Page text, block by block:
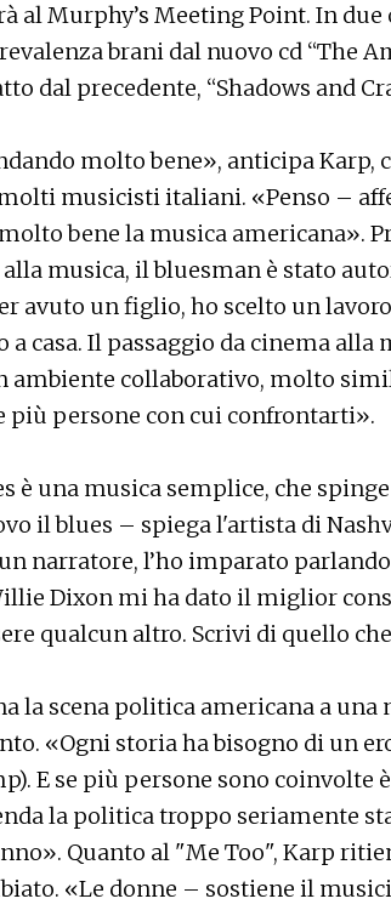
al Murphy’s Meeting Point. In due
brani dal nuovo cd “The
dal precedente, “Shadows and
molto bene», anticipa Karp,
musicisti italiani. «Penso –
bene la musica americana».
musica, il bluesman è stato
avuto un figlio, ho scelto un
a casa. Il passaggio da cinema alla
ambiente collaborativo, molto
più persone con cui confrontarti».
è una musica semplice, che
il blues – spiega l'artista di
narratore, l’ho imparato
Dixon mi ha dato il miglior
qualcun altro. Scrivi di quello
la scena politica americana a una
«Ogni storia ha bisogno di un
E se più persone sono coinvolte
la politica troppo seriamente
Quanto al "Me Too", Karp
«Le donne – sostiene il